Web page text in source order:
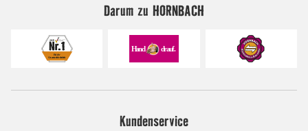
Darum zu HORNBACH
Kundenservice